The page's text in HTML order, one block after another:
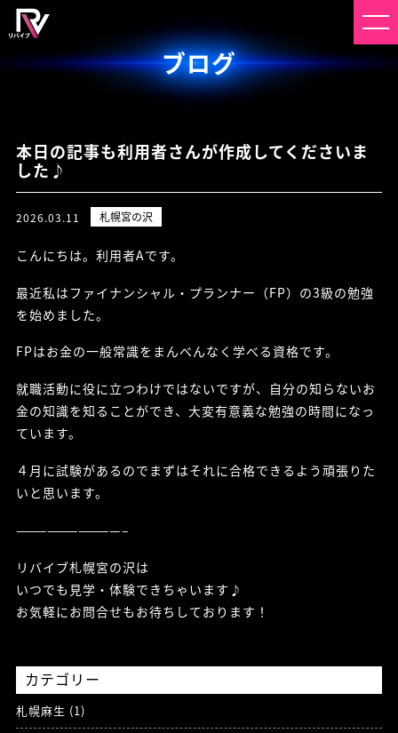
ブログ
本日の記事も利用者さんが作成してくださいま
した♪
2026.03.11 札幌宮の沢
こんにちは。利用者Aです。
最近私はファイナンシャル・プランナー（FP）の3級の勉強
を始めました。
FPはお金の一般常識をまんべんなく学べる資格です。
就職活動に役に立つわけではないですが、自分の知らないお
金の知識を知ることができ、大変有意義な勉強の時間になっ
ています。
４月に試験があるのでまずはそれに合格できるよう頑張りた
いと思います。
——————————–
リバイブ札幌宮の沢は
いつでも見学・体験できちゃいます♪
お気軽にお問合せもお待ちしております！
カテゴリー
札幌麻生 (1)